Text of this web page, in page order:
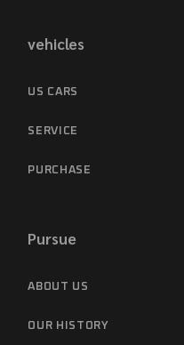
vehicles
US CARS
SERVICE
PURCHASE
Pursue
ABOUT US
OUR HISTORY